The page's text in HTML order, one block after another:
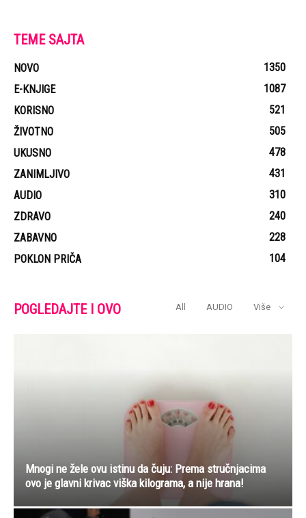
TEME SAJTA
NOVO
1350
E-KNJIGE
1087
KORISNO
521
ŽIVOTNO
505
UKUSNO
478
ZANIMLJIVO
431
AUDIO
310
ZDRAVO
240
ZABAVNO
228
POKLON PRIČA
104
POGLEDAJTE I OVO All AUDIO Više
Mnogi ne žele ovu istinu da čuju: Prema stručnjacima
ovo je glavni krivac viška kilograma, a nije hrana!